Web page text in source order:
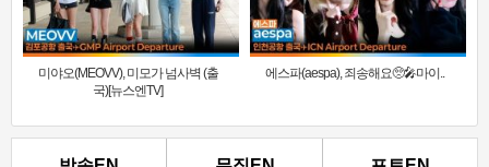
미야오(MEOVV), 미모가 넘사벽 (출
국)[뉴스엔TV]
에스파(aespa), 죄송해요🥺🎤마이..